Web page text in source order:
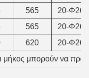
565
20-Φ26
565
20-Φ26
620
20-Φ26
μήκος μπορούν να